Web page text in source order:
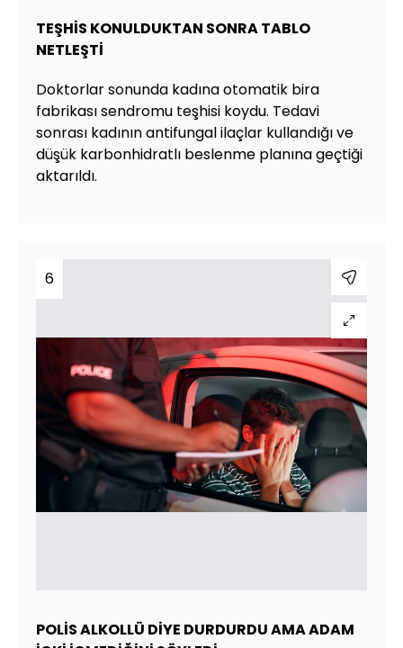
TEŞHİS KONULDUKTAN SONRA TABLO
NETLEŞTİ
Doktorlar sonunda kadına otomatik bira
fabrikası sendromu teşhisi koydu. Tedavi
sonrası kadının antifungal ilaçlar kullandığı ve
düşük karbonhidratlı beslenme planına geçtiği
aktarıldı.
6
POLİS ALKOLLÜ DİYE DURDURDU AMA ADAM